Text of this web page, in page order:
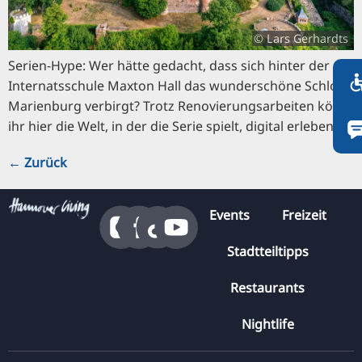
ZH
JA
UK
BG
© Lars Gerhardts
Serien-Hype: Wer hätte gedacht, dass sich hinter der
Internatsschule Maxton Hall das wunderschöne Schloss
Marienburg verbirgt? Trotz Renovierungsarbeiten könnt
ihr hier die Welt, in der die Serie spielt, digital erleben.
← Zurück
Events Freizeit
Stadtteiltipps
Restaurants
Nightlife